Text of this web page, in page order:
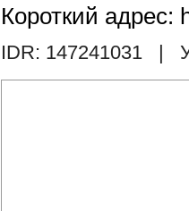
Короткий адрес:
IDR: 147241031 |